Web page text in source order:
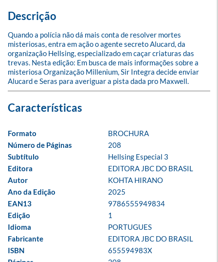
Descrição
Quando a polícia não dá mais conta de resolver mortes
misteriosas, entra em ação o agente secreto Alucard, da
organização Hellsing, especializado em caçar criaturas das
trevas. Nesta edição: Em busca de mais informações sobre a
misteriosa Organização Millenium, Sir Integra decide enviar
Alucard e Seras para averiguar a pista dada pro Maxwell.
Formato
BROCHURA
Número de Páginas
208
Subtítulo
Hellsing Especial 3
Editora
EDITORA JBC DO BRASIL
Autor
KOHTA HIRANO
Ano da Edição
2025
EAN13
9786555949834
Edição
1
Idioma
PORTUGUES
Fabricante
EDITORA JBC DO BRASIL
ISBN
655594983X